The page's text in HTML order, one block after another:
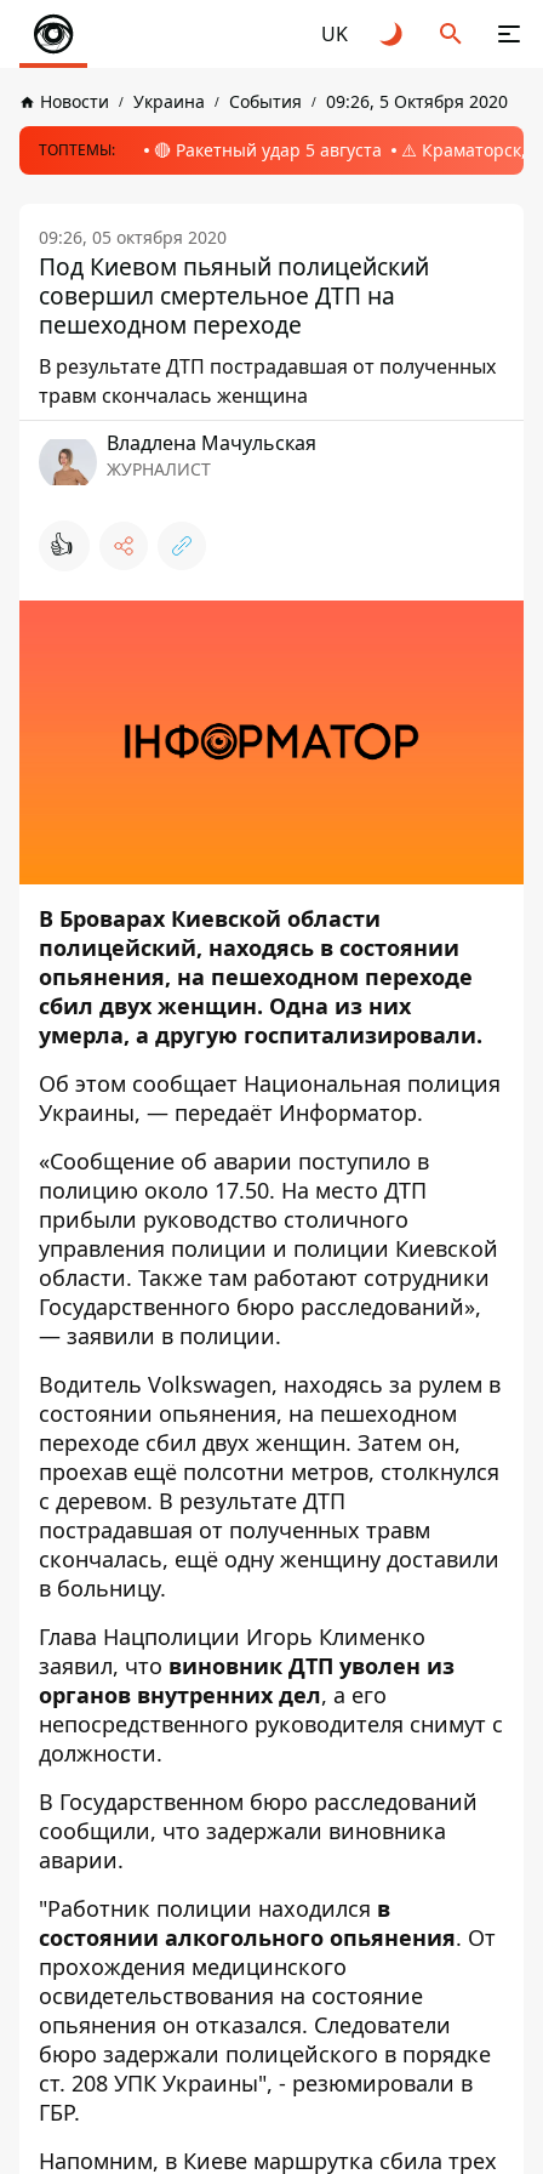
UK
Новости Украина События 09:26, 5 Октября 2020
ТОПТЕМЫ: 🔴 Ракетный удар 5 августа ⚠️ Краматорск,
09:26, 05 октября 2020
Под Киевом пьяный полицейский
совершил смертельное ДТП на
пешеходном переходе
В результате ДТП пострадавшая от полученных
травм скончалась женщина
Владлена Мачульская
ЖУРНАЛИСТ
👍
В Броварах Киевской области
полицейский, находясь в состоянии
опьянения, на пешеходном переходе
сбил двух женщин. Одна из них
умерла, а другую госпитализировали.
Об этом сообщает Национальная полиция
Украины, — передаёт Информатор.
«Сообщение об аварии поступило в
полицию около 17.50. На место ДТП
прибыли руководство столичного
управления полиции и полиции Киевской
области. Также там работают сотрудники
Государственного бюро расследований»,
— заявили в полиции.
Водитель Volkswagen, находясь за рулем в
состоянии опьянения, на пешеходном
переходе сбил двух женщин. Затем он,
проехав ещё полсотни метров, столкнулся
с деревом. В результате ДТП
пострадавшая от полученных травм
скончалась, ещё одну женщину доставили
в больницу.
Глава Нацполиции Игорь Клименко
заявил, что виновник ДТП уволен из
органов внутренних дел, а его
непосредственного руководителя снимут с
должности.
В Государственном бюро расследований
сообщили, что задержали виновника
аварии.
"Работник полиции находился в
состоянии алкогольного опьянения. От
прохождения медицинского
освидетельствования на состояние
опьянения он отказался. Следователи
бюро задержали полицейского в порядке
ст. 208 УПК Украины", - резюмировали в
ГБР.
Напомним, в Киеве маршрутка сбила трех